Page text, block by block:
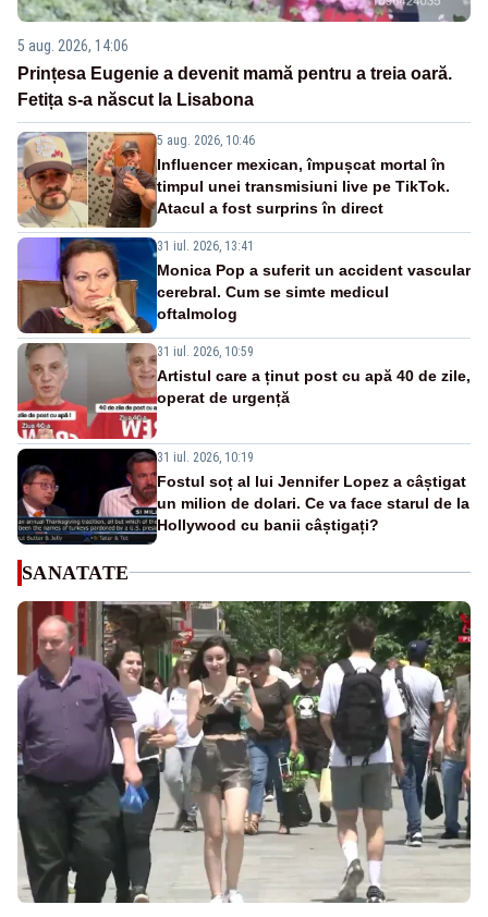
5 aug. 2026, 14:06
Prințesa Eugenie a devenit mamă pentru a treia oară.
Fetița s-a născut la Lisabona
5 aug. 2026, 10:46
Influencer mexican, împușcat mortal în
timpul unei transmisiuni live pe TikTok.
Atacul a fost surprins în direct
31 iul. 2026, 13:41
Monica Pop a suferit un accident vascular
cerebral. Cum se simte medicul
oftalmolog
31 iul. 2026, 10:59
Artistul care a ținut post cu apă 40 de zile,
operat de urgență
31 iul. 2026, 10:19
Fostul soț al lui Jennifer Lopez a câștigat
un milion de dolari. Ce va face starul de la
Hollywood cu banii câștigați?
SANATATE